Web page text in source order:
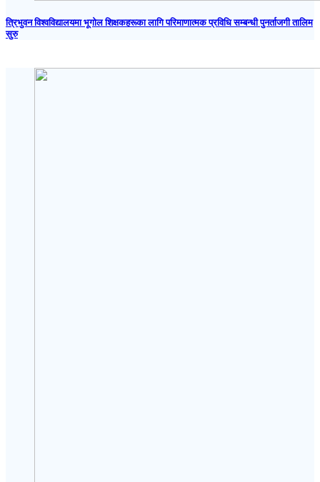
त्रिभुवन विश्वविद्यालयमा भूगोल शिक्षकहरूका लागि परिमाणात्मक प्रविधि सम्बन्धी पुनर्ताजगी तालिम
सुरु